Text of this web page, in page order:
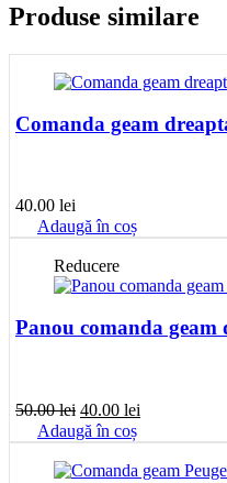
Produse similare
Comanda geam
40.00 lei
Adaugă în coș
Reducere
Panou comanda geam
50.00lei Prețul
inițial
a
fost:
40.00 lei
este:
40.00 lei.
Adaugă în coș